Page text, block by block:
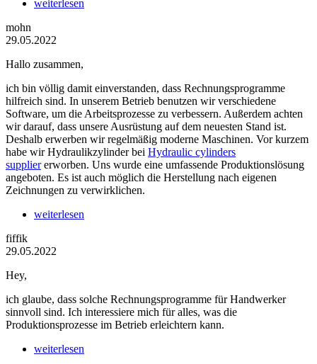
weiterlesen
mohn
29.05.2022
Hallo zusammen,
ich bin völlig damit einverstanden, dass Rechnungsprogramme
hilfreich sind. In unserem Betrieb benutzen wir verschiedene
Software, um die Arbeitsprozesse zu verbessern. Außerdem achten
wir darauf, dass unsere Ausrüstung auf dem neuesten Stand ist.
Deshalb erwerben wir regelmäßig moderne Maschinen. Vor kurzem
habe wir Hydraulikzylinder bei Hydraulic cylinders
suppliererworben. Uns wurde eine umfassende Produktionslösung
angeboten. Es ist auch möglich die Herstellung nach eigenen
Zeichnungen zu verwirklichen.
weiterlesen
fiffik
29.05.2022
Hey,
ich glaube, dass solche Rechnungsprogramme für Handwerker
sinnvoll sind. Ich interessiere mich für alles, was die
Produktionsprozesse im Betrieb erleichtern kann.
weiterlesen